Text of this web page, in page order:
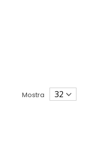
Mostra